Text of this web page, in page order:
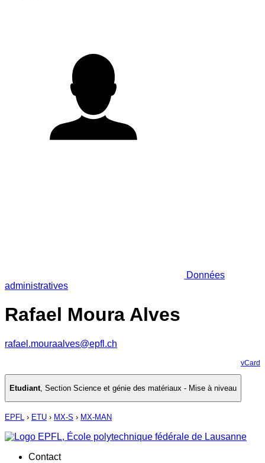
Données
administratives
Rafael Moura Alves
rafael.mouraalves@epfl.ch
vCard
Etudiant, Section Science et génie des matériaux - Mise à niveau
EPFL › ETU › MX-S › MX-MAN
Contact